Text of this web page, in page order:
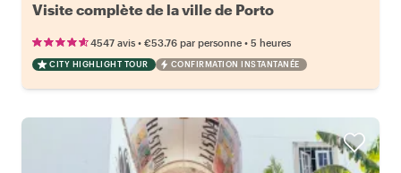
Visite complète de la ville de Porto
4547 avis • €53.76 par personne • 5 heures
CITY HIGHLIGHT TOUR CONFIRMATION INSTANTANÉE